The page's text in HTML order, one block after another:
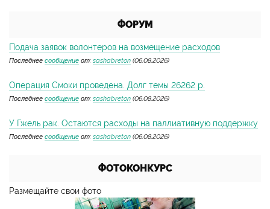
ФОРУМ
Подача заявок волонтеров на возмещение расходов
Последнее сообщение от: sashabreton (06.08.2026)
Операция Смоки проведена. Долг темы 26262 р.
Последнее сообщение от: sashabreton (06.08.2026)
У Гжель рак. Остаются расходы на паллиативную поддержку
Последнее сообщение от: sashabreton (06.08.2026)
ФОТОКОНКУРС
Размещайте свои фото